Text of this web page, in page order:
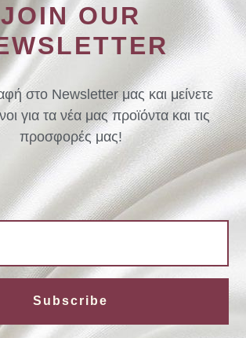
JOIN OUR
στο Newsletter μας και μείνετε
για τα νέα μας προϊόντα και τις
προσφορές μας!
Subscribe